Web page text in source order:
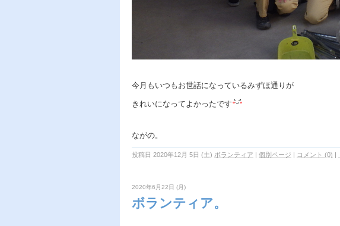
今月もいつもお世話になっているみずほ通りが
きれいになってよかったです
ながの。
投稿日 2020年12月 5日 (土) ボランティア | 個別ページ | コメント (0) |
2020年6月22日 (月)
ボランティア。